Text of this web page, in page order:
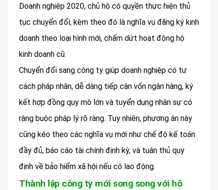
Doanh nghiệp 2020, chủ hộ có quyền thực hiện thủ
tục chuyển đổi, kèm theo đó là nghĩa vụ đăng ký kinh
doanh theo loại hình mới, chấm dứt hoạt động hộ
kinh doanh cũ.
Chuyển đổi sang công ty giúp doanh nghiệp có tư
cách pháp nhân, dễ dàng tiếp cận vốn ngân hàng, ký
kết hợp đồng quy mô lớn và tuyển dụng nhân sự có
ràng buộc pháp lý rõ ràng. Tuy nhiên, phương án này
cũng kéo theo các nghĩa vụ mới như chế độ kế toán
đầy đủ, báo cáo tài chính định kỳ, và tuân thủ quy
định về bảo hiểm xã hội nếu có lao động.
Thành lập công ty mới song song với hộ